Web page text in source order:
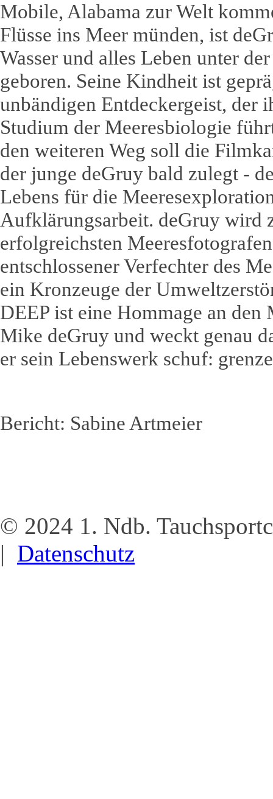
Mobile, Alabama zur Welt
Flüsse ins Meer münden, ist
Wasser und alles Leben unter
geboren. Seine Kindheit ist
unbändigen Entdeckergeist, der
Studium der Meeresbiologie
den weiteren Weg soll die
der junge deGruy bald zulegt -
Lebens für die
Aufklärungsarbeit. deGruy wird
erfolgreichsten
entschlossener Verfechter des
ein Kronzeuge der
DEEP ist eine Hommage an den
Mike deGruy und weckt genau
er sein Lebenswerk schuf:
Bericht: Sabine Artmeier
© 2024 1. Ndb.
| Datenschutz